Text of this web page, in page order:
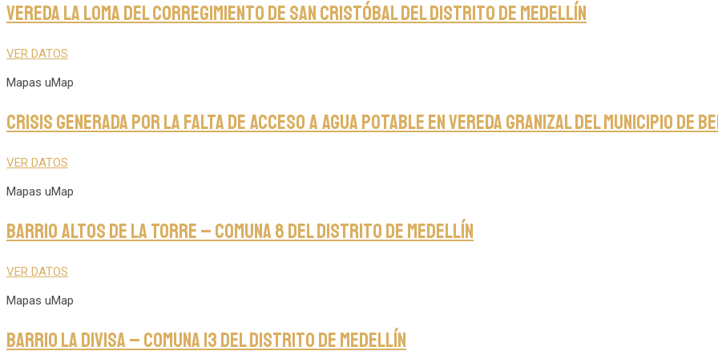
Vereda la Loma del Corregimiento de San Cristóbal del Distrito de Medellín
VER DATOS
Mapas uMap
Crisis generada por la falta de acceso a agua potable en Vereda Granizal del Municipio de
VER DATOS
Mapas uMap
Barrio Altos de la Torre – Comuna 8 del Distrito de Medellín
VER DATOS
Mapas uMap
Barrio La Divisa – Comuna 13 del Distrito de Medellín